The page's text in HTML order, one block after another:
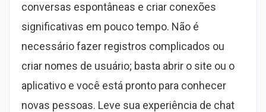
conversas espontâneas e criar conexões
significativas em pouco tempo. Não é
necessário fazer registros complicados ou
criar nomes de usuário; basta abrir o site ou o
aplicativo e você está pronto para conhecer
novas pessoas. Leve sua experiência de chat